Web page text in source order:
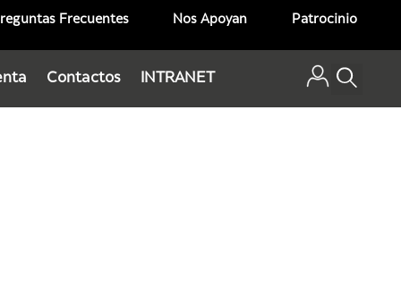
Frecuentes Nos Apoyan Patrocinio
Contactos INTRANET